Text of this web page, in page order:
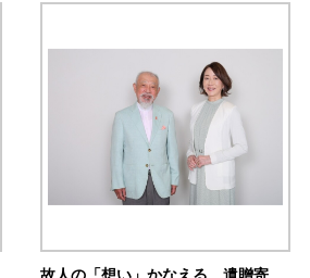
故人の「想い」かなえる 遺贈寄